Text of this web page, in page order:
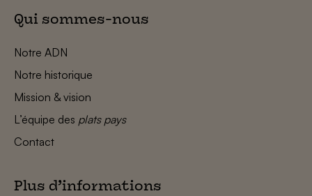
Qui sommes-nous
Notre ADN
Notre historique
Mission & vision
L’équipe des plats pays
Contact
Plus d’informations